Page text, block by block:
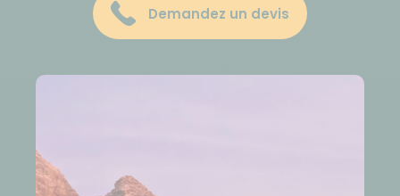
Demandez un devis